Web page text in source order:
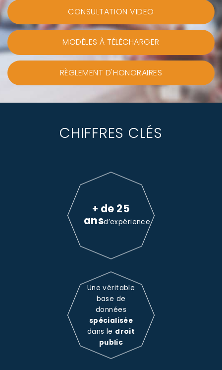
CONSULTATION VIDEO
MODÈLES À TÉLÉCHARGER
RÈGLEMENT D'HONORAIRES
CHIFFRES CLÉS
+ de 25
ansd’expérience
Une véritable
base de
données
spécialisée
dans le droit
public